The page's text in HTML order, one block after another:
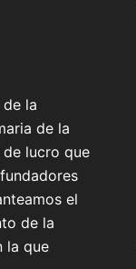
la
de la
de lucro que
el
de la
la que